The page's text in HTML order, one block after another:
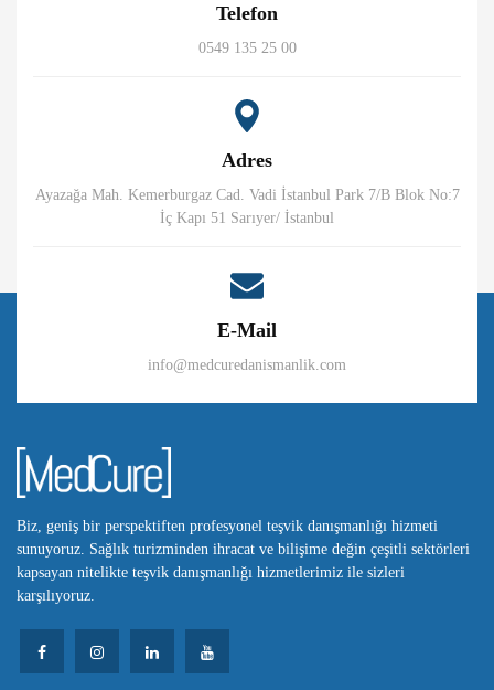
Telefon
0549 135 25 00
Adres
Ayazağa Mah. Kemerburgaz Cad. Vadi İstanbul Park 7/B Blok No:7
İç Kapı 51 Sarıyer/ İstanbul
E-Mail
info@medcuredanismanlik.com
Biz, geniş bir perspektiften profesyonel teşvik danışmanlığı hizmeti
sunuyoruz. Sağlık turizminden ihracat ve bilişime değin çeşitli sektörleri
kapsayan nitelikte teşvik danışmanlığı hizmetlerimiz ile sizleri
karşılıyoruz.